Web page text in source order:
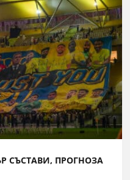
СЪСТАВИ, ПРОГНОЗА